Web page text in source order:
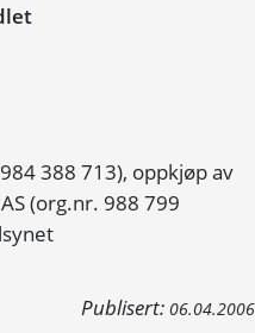
388 713), oppkjøp av
(org.nr. 988 799
Publisert: 06.04.2006